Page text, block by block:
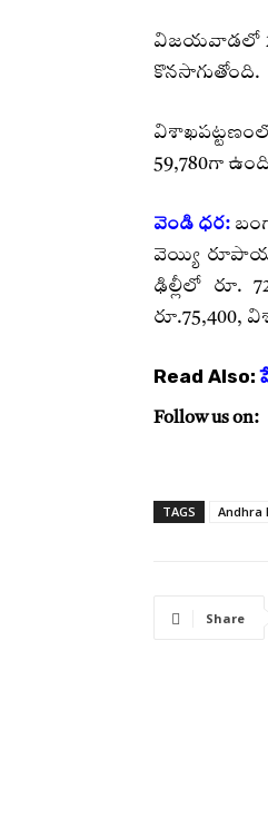
విజయవాడలో 22
కొనసాగుతోంది.
విశాఖపట్టణంలో
59,780గా
వెండి ధర:
వెయ్యి
ఢిల్లీలో రూ.
రూ.75,400,
Read Also:
Follow us on:
TAGS Andhra
Share